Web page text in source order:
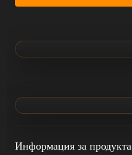
Информация за продукта